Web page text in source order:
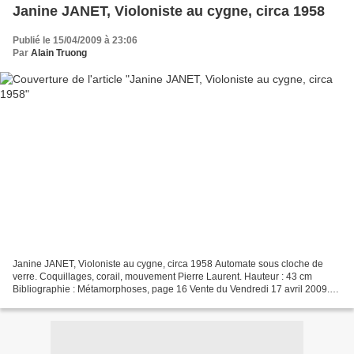
Janine JANET, Violoniste au cygne, circa 1958
Publié le 15/04/2009 à 23:06
Par Alain Truong
Janine JANET, Violoniste au cygne, circa 1958 Automate sous cloche de
verre. Coquillages, corail, mouvement Pierre Laurent. Hauteur : 43 cm
Bibliographie : Métamorphoses, page 16 Vente du Vendredi 17 avril 2009.